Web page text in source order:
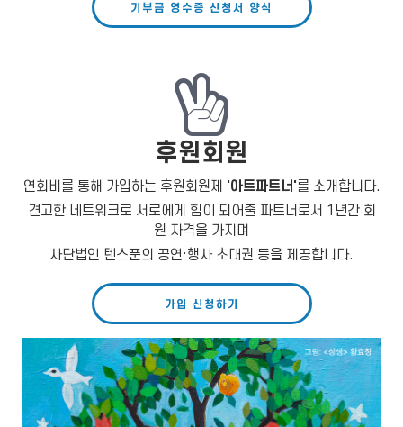
기부금 영수증 신청서 양식
후원회원
연회비를 통해 가입하는 후원회원제 '아트파트너'를 소개합니다.
견고한 네트워크로 서로에게 힘이 되어줄 파트너로서 1년간 회
원 자격을 가지며
사단법인 텐스푼의 공연·행사 초대권 등을 제공합니다.
가입 신청하기